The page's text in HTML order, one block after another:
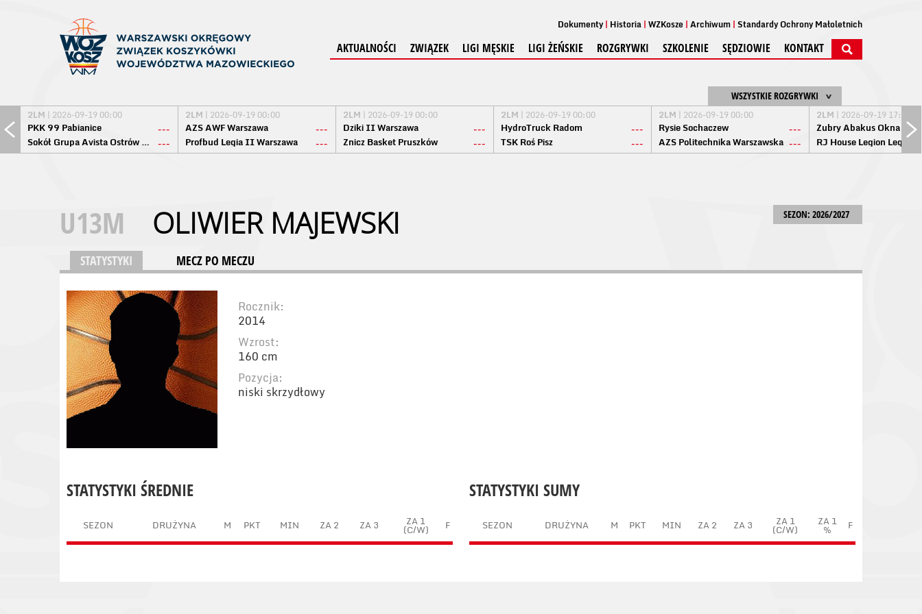
Dokumenty Historia WZKosze Archiwum Standardy Ochrony Małoletnich
AKTUALNOŚCI ZWIĄZEK LIGI MĘSKIE LIGI ŻEŃSKIE ROZGRYWKI SZKOLENIE SĘDZIOWIE KONTAKT
WSZYSTKIE ROZGRYWKI
2LM | 2026-09-19 00:00
PKK 99 Pabianice
---
Sokół Grupa Avista Ostrów Maz. ---
2LM | 2026-09-19 00:00
AZS AWF Warszawa
---
Profbud Legia II Warszawa
---
2LM | 2026-09-19 00:00
Dziki II Warszawa
---
Znicz Basket Pruszków
---
2LM | 2026-09-19 00:00
HydroTruck Radom
---
TSK Roś Pisz
---
2LM | 2026-09-19 00:00
Rysie Sochaczew
---
AZS Politechnika Warszawska ---
2LM | 2026-09-19 17:00
Żubry Abakus Okna
RJ House Legion
SEZON: 2026/2027
U13M OLIWIER MAJEWSKI
STATYSTYKI MECZ PO MECZU
Rocznik:
2014
Wzrost:
160 cm
Pozycja:
niski skrzydłowy
STATYSTYKI SUMY
SEZON DRUŻYNA M PKT MIN ZA 2 ZA 3 ZA 1
(C/W)
ZA 1
% F
STATYSTYKI ŚREDNIE
SEZON DRUŻYNA M PKT MIN ZA 2 ZA 3 ZA 1
(C/W) F